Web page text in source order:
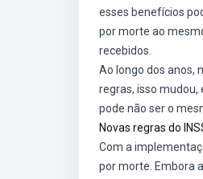
esses benefícios
por morte ao
recebidos.
Ao longo dos anos,
regras, isso mudou,
pode não ser o
Novas regras do
Com a
por morte. Embora